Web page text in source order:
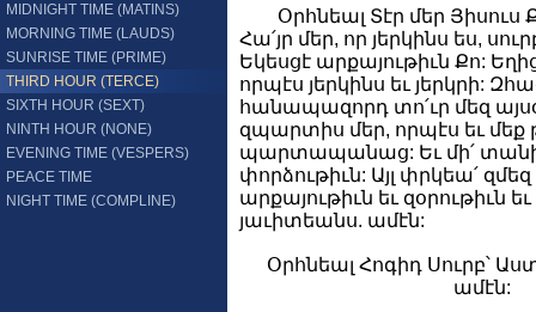
MIDNIGHT TIME (MATINS)
MORNING TIME (LAUDS)
SUNRISE TIME (PRIME)
THIRD HOUR (TERCE)
SIXTH HOUR (SEXT)
NINTH HOUR (NONE)
EVENING TIME (VESPERS)
PEACE TIME
NIGHT TIME (COMPLINE)
Օրհնեալ Տէր մեր Յիսուս
Հա՛յր մեր, որ յերկինս ես,
Եկեսցէ արքայութիւն Քո:
որպէս յերկինս եւ յերկրի:
հանապազորդ տո՛ւր մեզ
զպարտիս մեր, որպէս եւ մեք
պարտապանաց: Եւ մի՛
փորձութիւն: Այլ փրկեա՛
արքայութիւն եւ զօրութիւն
յաւիտեանս. ամէն:
Օրհնեալ Հոգիդ Սուրբ՝
ամէն: